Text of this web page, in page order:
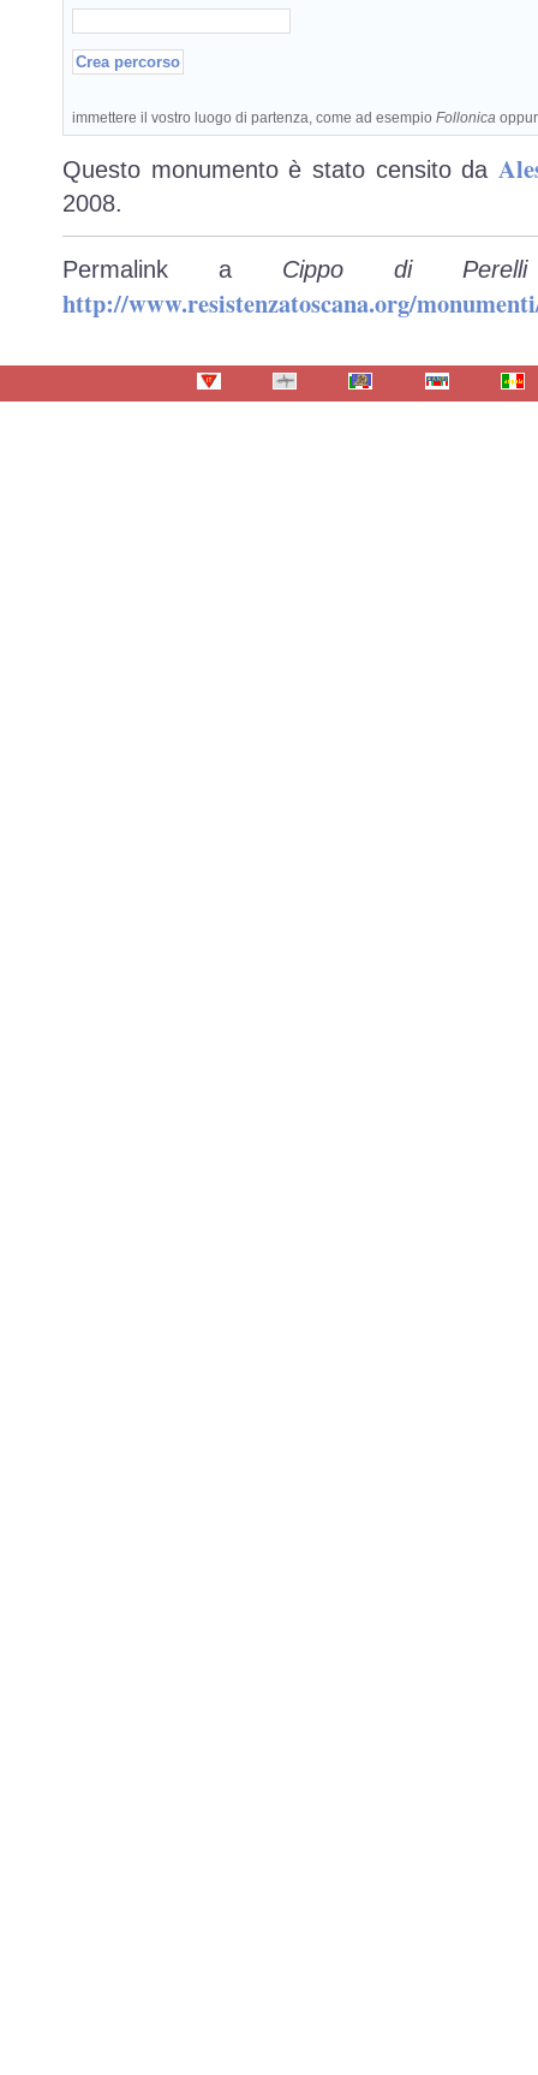
immettere il vostro luogo di partenza, come ad esempio Follonica
Questo monumento è stato censito da
2008.
Permalink a Cippo di
http://www.resistenzatoscana.org/